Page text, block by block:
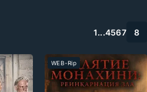
1...4567 8
WEB-Rip